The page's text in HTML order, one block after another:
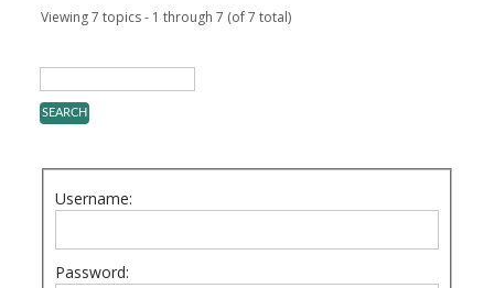
Viewing 7 topics - 1 through 7 (of 7 total)
Username:
Password: